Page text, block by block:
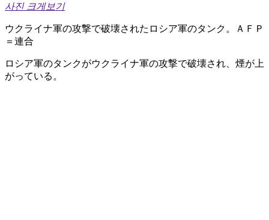
사진 크게보기
ウクライナ軍の攻撃で破壊されたロシア軍のタンク。ＡＦＰ
＝連合
ロシア軍のタンクがウクライナ軍の攻撃で破壊され、煙が上
がっている。